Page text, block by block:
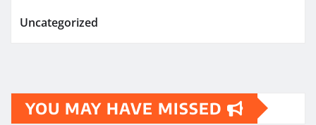
Uncategorized
YOU MAY HAVE MISSED